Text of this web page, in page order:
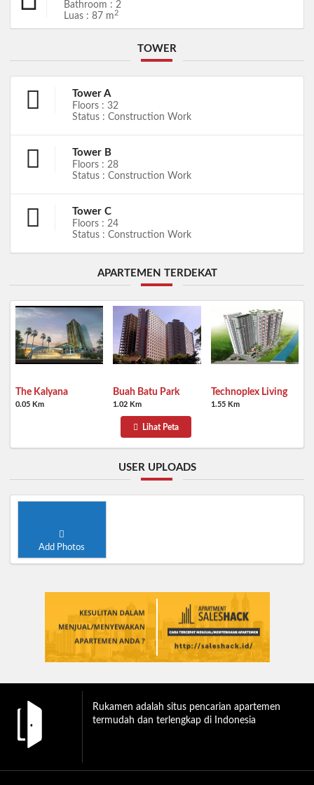
Bathroom : 2
Luas : 87 m 2
TOWER
Tower A
Floors : 32
Status : Construction Work
Tower B
Floors : 28
Status : Construction Work
Tower C
Floors : 24
Status : Construction Work
APARTEMEN TERDEKAT
The Kalyana
0.05 Km
Buah Batu Park
1.02 Km
Technoplex Living
1.55 Km
Lihat Peta
USER UPLOADS
Add Photos
Rukamen adalah situs pencarian apartemen
termudah dan terlengkap di Indonesia